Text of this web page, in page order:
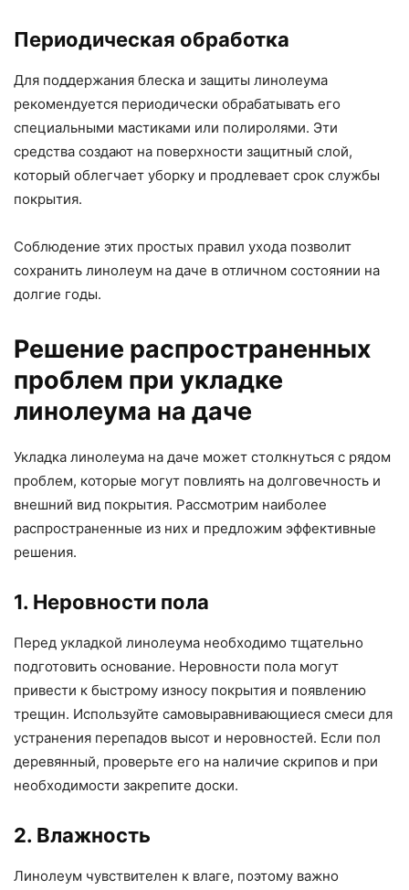
Периодическая обработка
Для поддержания блеска и защиты линолеума
рекомендуется периодически обрабатывать его
специальными мастиками или полиролями. Эти
средства создают на поверхности защитный слой,
который облегчает уборку и продлевает срок службы
покрытия.
Соблюдение этих простых правил ухода позволит
сохранить линолеум на даче в отличном состоянии на
долгие годы.
Решение распространенных
проблем при укладке
линолеума на даче
Укладка линолеума на даче может столкнуться с рядом
проблем, которые могут повлиять на долговечность и
внешний вид покрытия. Рассмотрим наиболее
распространенные из них и предложим эффективные
решения.
1. Неровности пола
Перед укладкой линолеума необходимо тщательно
подготовить основание. Неровности пола могут
привести к быстрому износу покрытия и появлению
трещин. Используйте самовыравнивающиеся смеси для
устранения перепадов высот и неровностей. Если пол
деревянный, проверьте его на наличие скрипов и при
необходимости закрепите доски.
2. Влажность
Линолеум чувствителен к влаге, поэтому важно